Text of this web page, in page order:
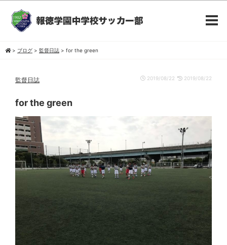
> ブログ > 監督日誌 > for the green
監督日誌 2019/08/22 2019/08/22
for the green